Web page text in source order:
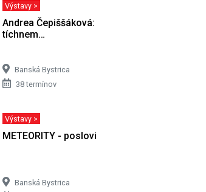
Výstavy >
Andrea Čepiššáková: Horím, potom
tíchnem…
Banská Bystrica
38 termínov
Výstavy >
METEORITY - poslovia z vesmíru
Banská Bystrica